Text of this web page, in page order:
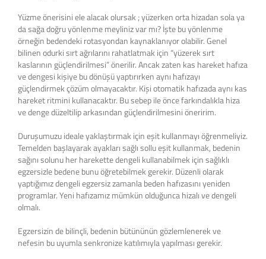
Yüzme önerisini ele alacak olursak ; yüzerken orta hizadan sola ya
da sağa doğru yönlenme meyliniz var mı? İşte bu yönlenme
örneğin bedendeki rotasyondan kaynaklanıyor olabilir. Genel
bilinen odurki sırt ağrılarını rahatlatmak için “yüzerek sırt
kaslarının güçlendirilmesi” önerilir. Ancak zaten kas hareket hafıza
ve dengesi kişiye bu dönüşü yaptırırken aynı hafızayı
güçlendirmek çözüm olmayacaktır. Kişi otomatik hafızada aynı kas
hareket ritmini kullanacaktır. Bu sebep ile önce farkındalıkla hiza
ve denge düzeltilip arkasından güçlendirilmesini öneririm.
Duruşumuzu ideale yaklaştırmak için eşit kullanmayı öğrenmeliyiz.
Temelden başlayarak ayakları sağlı sollu eşit kullanmak, bedenin
sağını solunu her harekette dengeli kullanabilmek için sağlıklı
egzersizle bedene bunu öğretebilmek gerekir. Düzenli olarak
yaptığımız dengeli egzersiz zamanla beden hafızasını yeniden
programlar. Yeni hafızamız mümkün olduğunca hizalı ve dengeli
olmalı.
Egzersizin de bilinçli, bedenin bütününün gözlemlenerek ve
nefesin bu uyumla senkronize katılımıyla yapılması gerekir.